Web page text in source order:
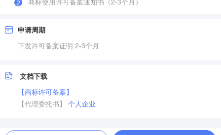
2
申请周期
下发许可备案证明 2-3个月
文档下载
【商标许可备案】
【代理委托书】 个人企业